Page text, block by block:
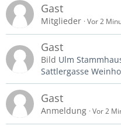
Gast
Mitglieder Vor 2
Gast
Bild Ulm
Sattlergasse
Gast
Anmeldung Vor 2